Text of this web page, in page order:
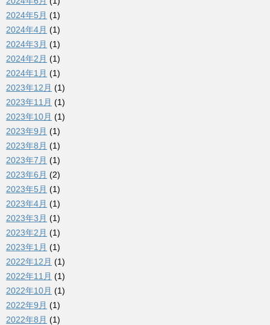
2024年5月 (1)
2024年4月 (1)
2024年3月 (1)
2024年2月 (1)
2024年1月 (1)
2023年12月 (1)
2023年11月 (1)
2023年10月 (1)
2023年9月 (1)
2023年8月 (1)
2023年7月 (1)
2023年6月 (2)
2023年5月 (1)
2023年4月 (1)
2023年3月 (1)
2023年2月 (1)
2023年1月 (1)
2022年12月 (1)
2022年11月 (1)
2022年10月 (1)
2022年9月 (1)
2022年8月 (1)